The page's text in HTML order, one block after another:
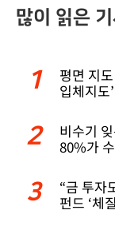
많이 읽은
1
평면 지
입체지도
2
비수기
80%가
3
“금 투자
펀드 ‘체